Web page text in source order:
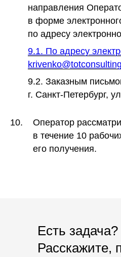
направления
в форме
по адресу
9.1. По адресу
9.2. Заказным
г. Санкт-Петербург,
10.
Оператор
в течение 10
его получения.
Есть задача?
Расскажите,